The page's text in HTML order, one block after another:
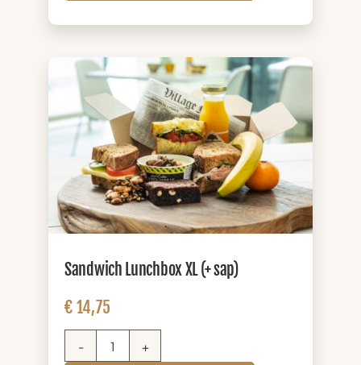
Sandwich Lunchbox XL (+ sap)
€ 14,75
Sandwich